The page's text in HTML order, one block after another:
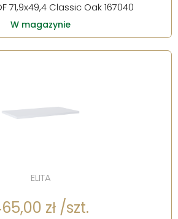
71,9x49,4 Classic Oak 167040
W magazynie
ELITA
zł /szt.